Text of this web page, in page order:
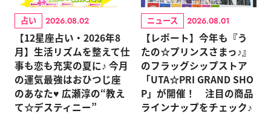
占い 2026.08.02
【12星座占い・2026年8
月】生活リズムを整えて仕
事も恋も充実の夏に♪ 今月
の運気最強はおひつじ座
のあなた♥ 広瀬淳の“教え
て☆デスティニー”
ニュース 2026.08.01
【レポート】今年も『う
たの☆プリンスさまっ♪』
のフラッグシップストア
「UTA☆PRI GRAND SHO
P」が開催！ 注目の商品
ラインナップをチェック♪